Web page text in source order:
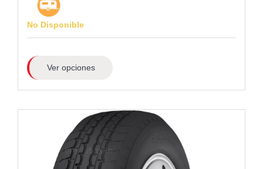
No Disponible
Ver opciones